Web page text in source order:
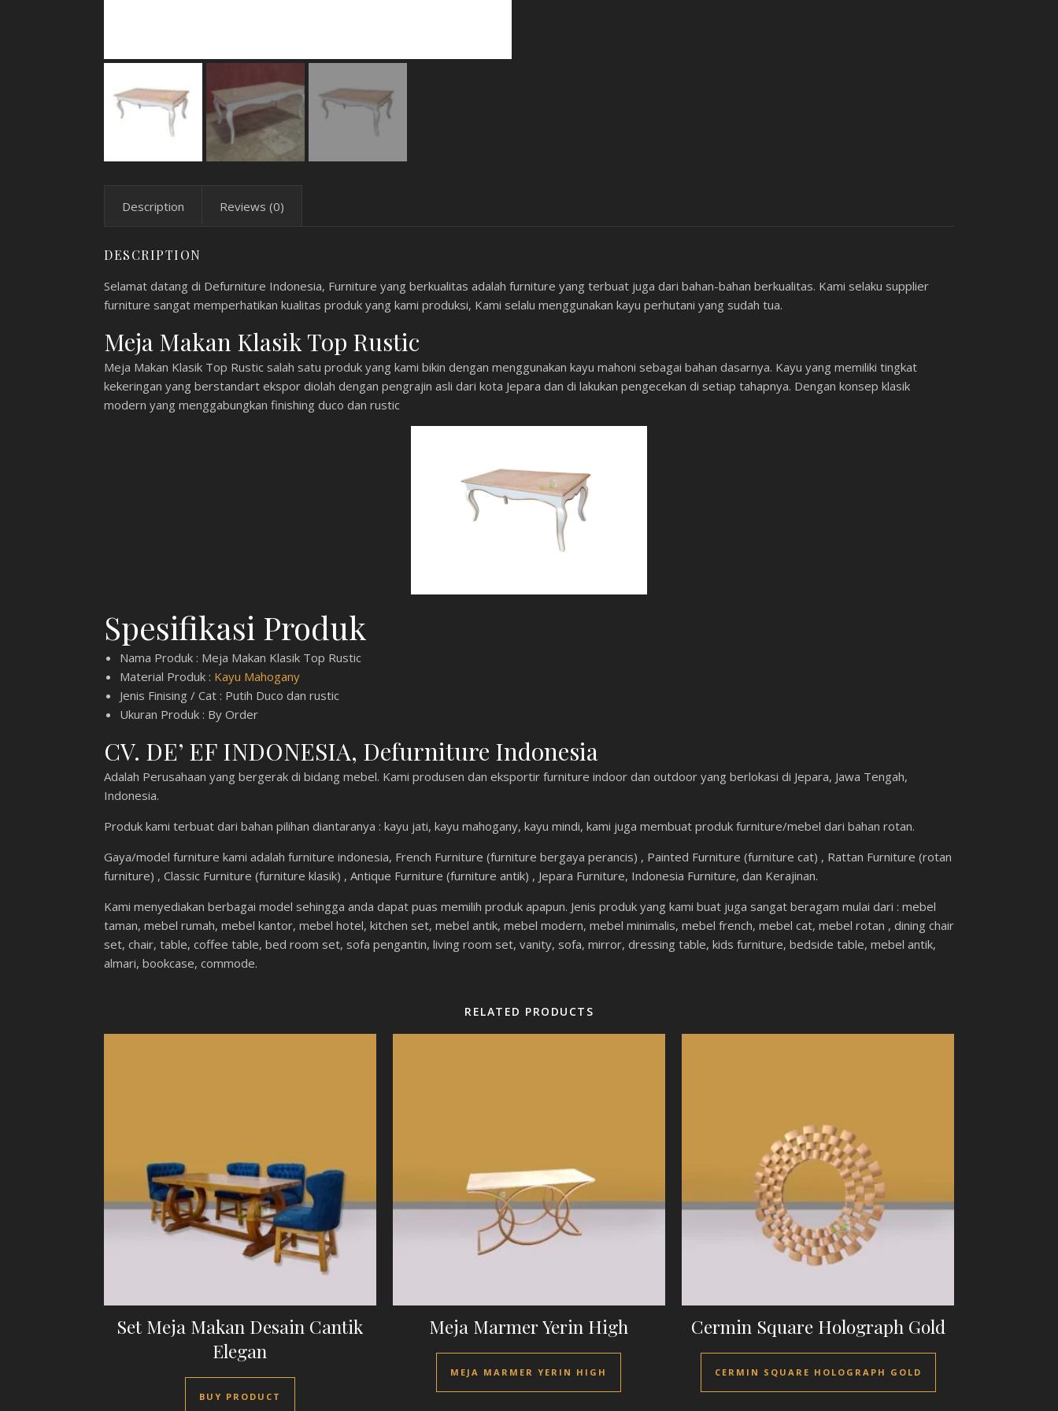
Description Reviews (0)
DESCRIPTION
Selamat datang di Defurniture Indonesia, Furniture yang berkualitas adalah furniture yang terbuat juga dari bahan-bahan berkualitas. Kami selaku supplier
furniture sangat memperhatikan kualitas produk yang kami produksi, Kami selalu menggunakan kayu perhutani yang sudah tua.
Meja Makan Klasik Top Rustic
Meja Makan Klasik Top Rustic salah satu produk yang kami bikin dengan menggunakan kayu mahoni sebagai bahan dasarnya. Kayu yang memiliki tingkat
kekeringan yang berstandart ekspor diolah dengan pengrajin asli dari kota Jepara dan di lakukan pengecekan di setiap tahapnya. Dengan konsep klasik
modern yang menggabungkan finishing duco dan rustic
Spesifikasi Produk
Nama Produk : Meja Makan Klasik Top Rustic
Material Produk : Kayu Mahogany
Jenis Finising / Cat : Putih Duco dan rustic
Ukuran Produk : By Order
CV. DE’ EF INDONESIA, Defurniture Indonesia
Adalah Perusahaan yang bergerak di bidang mebel. Kami produsen dan eksportir furniture indoor dan outdoor yang berlokasi di Jepara, Jawa Tengah,
Indonesia.
Produk kami terbuat dari bahan pilihan diantaranya : kayu jati, kayu mahogany, kayu mindi, kami juga membuat produk furniture/mebel dari bahan rotan.
Gaya/model furniture kami adalah furniture indonesia, French Furniture (furniture bergaya perancis) , Painted Furniture (furniture cat) , Rattan Furniture (rotan
furniture) , Classic Furniture (furniture klasik) , Antique Furniture (furniture antik) , Jepara Furniture, Indonesia Furniture, dan Kerajinan.
Kami menyediakan berbagai model sehingga anda dapat puas memilih produk apapun. Jenis produk yang kami buat juga sangat beragam mulai dari : mebel
taman, mebel rumah, mebel kantor, mebel hotel, kitchen set, mebel antik, mebel modern, mebel minimalis, mebel french, mebel cat, mebel rotan , dining chair
set, chair, table, coffee table, bed room set, sofa pengantin, living room set, vanity, sofa, mirror, dressing table, kids furniture, bedside table, mebel antik,
almari, bookcase, commode.
RELATED PRODUCTS
Set Meja Makan Desain Cantik
Elegan
BUY PRODUCT
Meja Marmer Yerin High
MEJA MARMER YERIN HIGH
Cermin Square Holograph Gold
CERMIN SQUARE HOLOGRAPH GOLD